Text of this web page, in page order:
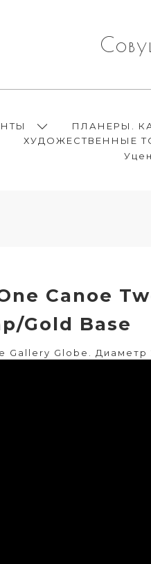
ПЛАНЕРЫ.
ХУДОЖЕСТВЕННЫЕ
Canoe
Gold Base
Gallery Globe. Диаметр